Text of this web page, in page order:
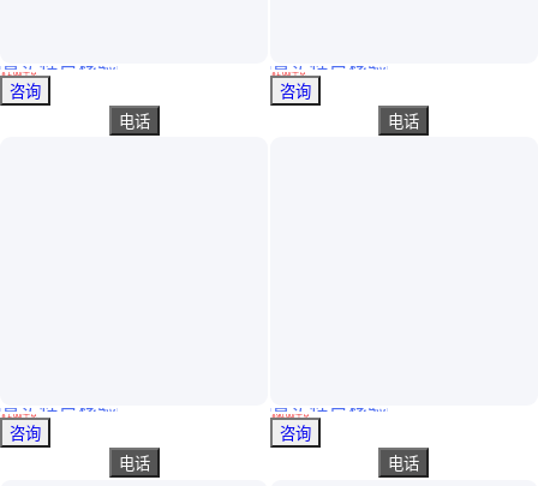
免费送样 粘合树脂 增粘剂粘接剂橡胶制品用 黄色透明颗粒
真实性已核验
￥ 1 .00/千克
湖北武汉
咨询
电话
服务优先 粘合树脂 用于汽车发动机盖 粘接剂 黄色透明颗粒
真实性已核验
￥1.00/千克
湖北武汉
咨询
电话
可换包装 粘合树脂 用于汽车发动机盖 粘接剂 黄色透明颗粒
真实性已核验
￥1 .00/千克
湖北武汉
咨询
电话
品质优势 尼泊金复合酯 食品添加剂 固体粉末 稳定货源
真实性已核验
￥90.00/千克
湖北武汉
咨询
电话